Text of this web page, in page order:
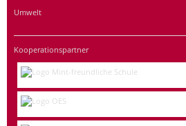
Umwelt
Kooperationspartner